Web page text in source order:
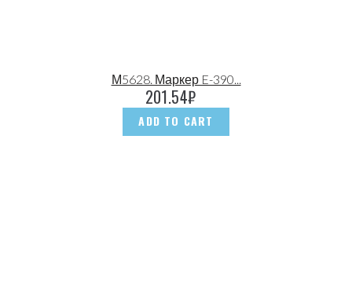
М5628. Маркер E-390...
201.54₽
ADD TO CART